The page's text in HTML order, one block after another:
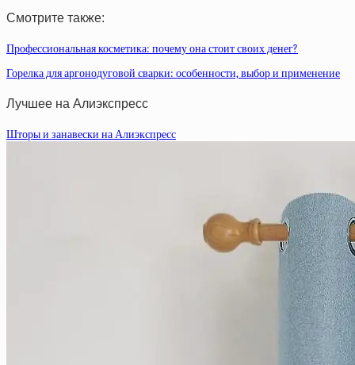
Смотрите также:
Профессиональная косметика: почему она стоит своих денег?
Горелка для аргонодуговой сварки: особенности, выбор и применение
Лучшее на Алиэкспресс
Шторы и занавески на Алиэкспресс